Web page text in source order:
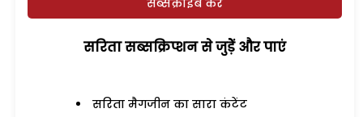
सरिता सब्सक्रिप्शन से जुड़ेें और पाएं
सरिता मैगजीन का सारा कंटेंट